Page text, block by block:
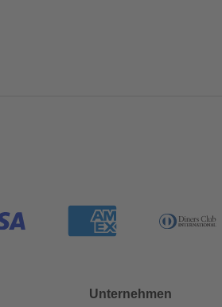
Unternehmen